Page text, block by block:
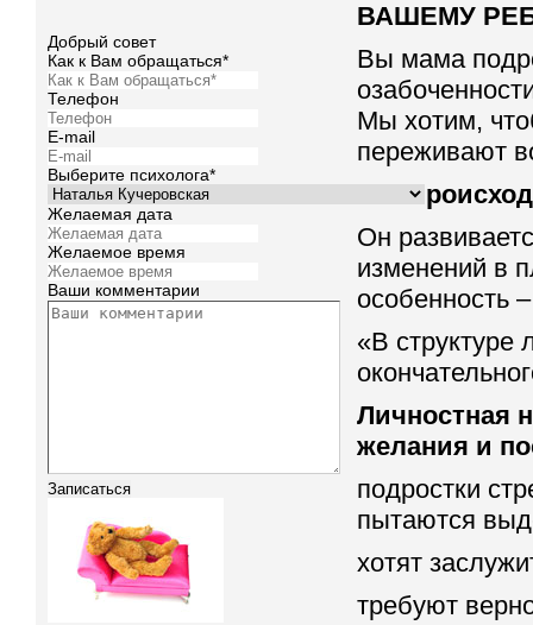
ВАШЕМУ
Вы мама
Мы хотим,
переживают
Что
Он
изменений в
особенность
«В структуре
Личностная
желания и
подростки
пытаются
хотят
требуют
Добрый совет
Как к Вам обращаться*
Телефон
E-mail
Выберите психолога*
Желаемая дата
Желаемое время
Ваши комментарии